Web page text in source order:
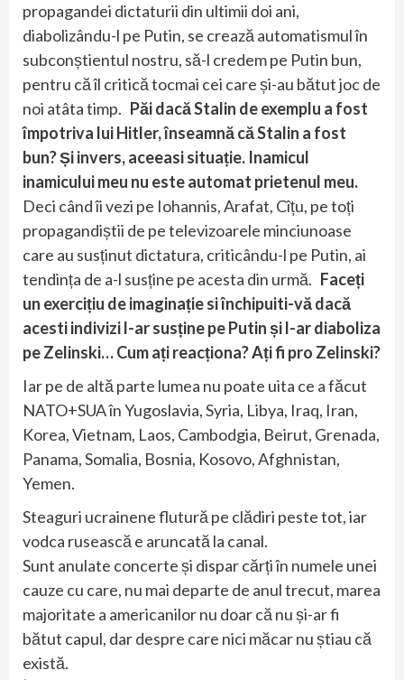
propagandei dictaturii din ultimii doi ani,
diabolizându-l pe Putin, se crează automatismul în
subconștientul nostru, să-l credem pe Putin bun,
pentru că îl critică tocmai cei care și-au bătut joc de
noi atâta timp. Păi dacă Stalin de exemplu a fost
împotriva lui Hitler, înseamnă că Stalin a fost
bun? Și invers, aceeasi situație. Inamicul
inamicului meu nu este automat prietenul meu.
Deci când îi vezi pe Iohannis, Arafat, Cîțu, pe toți
propagandiștii de pe televizoarele minciunoase
care au susținut dictatura, criticându-l pe Putin, ai
tendința de a-l susține pe acesta din urmă. Faceți
un exercițiu de imaginație si închipuiti-vă dacă
acesti indivizi l-ar susține pe Putin și l-ar diaboliza
pe Zelinski… Cum ați reacționa? Ați fi pro Zelinski?
Iar pe de altă parte lumea nu poate uita ce a făcut
NATO+SUA în Yugoslavia, Syria, Libya, Iraq, Iran,
Korea, Vietnam, Laos, Cambodgia, Beirut, Grenada,
Panama, Somalia, Bosnia, Kosovo, Afghnistan,
Yemen.
Steaguri ucrainene flutură pe clădiri peste tot, iar
vodca rusească e aruncată la canal.
Sunt anulate concerte și dispar cărți în numele unei
cauze cu care, nu mai departe de anul trecut, marea
majoritate a americanilor nu doar că nu și-ar fi
bătut capul, dar despre care nici măcar nu știau că
există.